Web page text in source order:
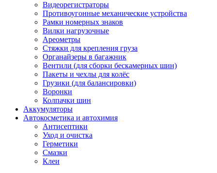
Видеорегистраторы
Противоугонные механические устройства
Рамки номерных знаков
Вилки нагрузочные
Ареометры
Стяжки для крепления груза
Органайзеры в багажник
Вентили (для сборки бескамерных шин)
Пакеты и чехлы для колёс
Грузики (для балансировки)
Воронки
Колпачки шин
Аккумуляторы
Автокосметика и автохимия
Антисептики
Уход и очистка
Герметики
Смазки
Клеи